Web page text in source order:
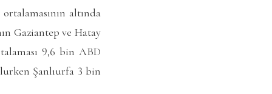
altında
Gaziantep ve Hatay
9,6 bin ABD
Şanlıurfa 3 bin